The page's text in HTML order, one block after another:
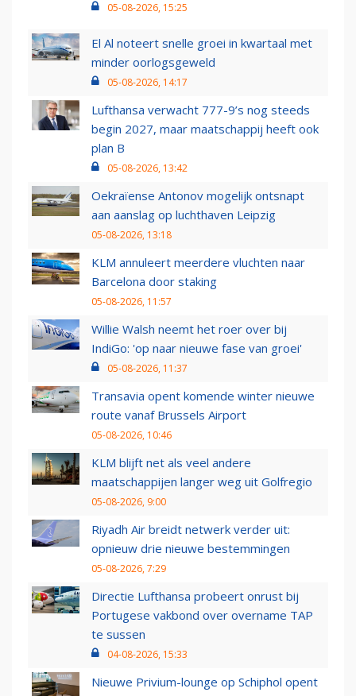
05-08-2026, 15:25
El Al noteert snelle groei in kwartaal met
minder oorlogsgeweld
05-08-2026, 14:17
Lufthansa verwacht 777-9’s nog steeds
begin 2027, maar maatschappij heeft ook
plan B
05-08-2026, 13:42
Oekraïense Antonov mogelijk ontsnapt
aan aanslag op luchthaven Leipzig
05-08-2026, 13:18
KLM annuleert meerdere vluchten naar
Barcelona door staking
05-08-2026, 11:57
Willie Walsh neemt het roer over bij
IndiGo: 'op naar nieuwe fase van groei'
05-08-2026, 11:37
Transavia opent komende winter nieuwe
route vanaf Brussels Airport
05-08-2026, 10:46
KLM blijft net als veel andere
maatschappijen langer weg uit Golfregio
05-08-2026, 9:00
Riyadh Air breidt netwerk verder uit:
opnieuw drie nieuwe bestemmingen
05-08-2026, 7:29
Directie Lufthansa probeert onrust bij
Portugese vakbond over overname TAP
te sussen
04-08-2026, 15:33
Nieuwe Privium-lounge op Schiphol opent